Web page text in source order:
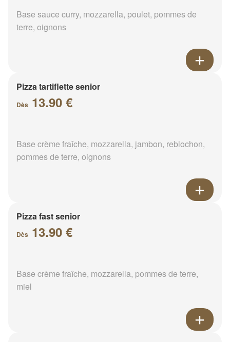
Base sauce curry, mozzarella, poulet, pommes de
terre, oignons
Pizza tartiflette senior
Dès 13.90 €
Base crème fraîche, mozzarella, jambon, reblochon,
pommes de terre, oignons
Pizza fast senior
Dès 13.90 €
Base crème fraîche, mozzarella, pommes de terre,
miel